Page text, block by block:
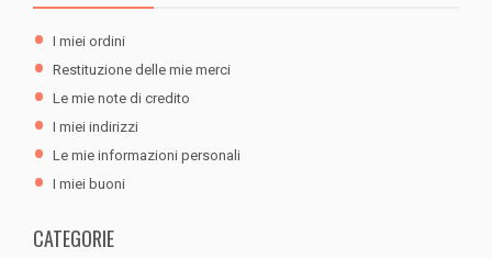
I miei ordini
Restituzione delle mie merci
Le mie note di credito
I miei indirizzi
Le mie informazioni personali
I miei buoni
CATEGORIE